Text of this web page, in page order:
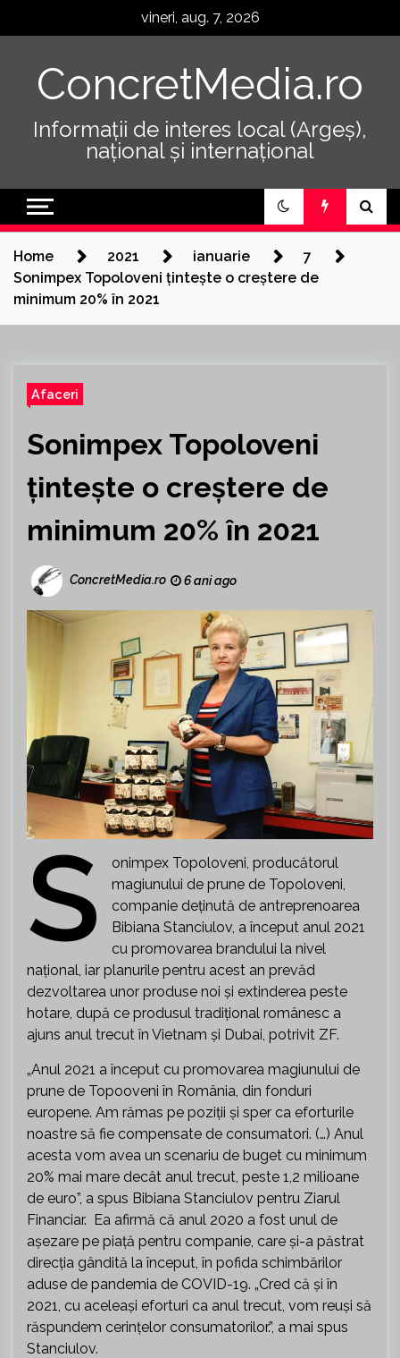
vineri, aug. 7, 2026
ConcretMedia.ro
Informații de interes local (Argeș),
național și internațional
Home 2021 ianuarie
7
Sonimpex Topoloveni țintește o creștere de
minimum 20% în 2021
Afaceri
Sonimpex Topoloveni
țintește o creștere de
minimum 20% în 2021
ConcretMedia.ro 6 ani ago
S
onimpex Topoloveni, producătorul
magiunului de prune de Topoloveni,
companie deţinută de antreprenoarea
Bibiana Stanciulov, a început anul 2021
cu promovarea brandului la nivel
naţional, iar planurile pentru acest an prevăd
dezvoltarea unor produse noi şi extinderea peste
hotare, după ce produsul tradiţional românesc a
ajuns anul trecut în Vietnam şi Dubai, potrivit ZF.
„Anul 2021 a început cu promovarea magiunului de
prune de Topo­oveni în România, din fonduri
europene. Am rămas pe poziţii şi sper ca eforturile
noastre să fie compensate de consumatori. (…) Anul
acesta vom avea un scenariu de buget cu minimum
20% mai mare decât anul trecut, peste 1,2 milioane
de euro”, a spus Bibiana Stanciulov pentru Ziarul
Financiar. Ea afirmă că anul 2020 a fost unul de
aşezare pe piaţă pentru companie, care şi-a păstrat
direcţia gândită la început, în pofida schimbărilor
aduse de pandemia de COVID-19. „Cred că şi în
2021, cu aceleaşi eforturi ca anul trecut, vom reuşi să
răspundem cerinţelor consumatorilor.”, a mai spus
Stanciulov.